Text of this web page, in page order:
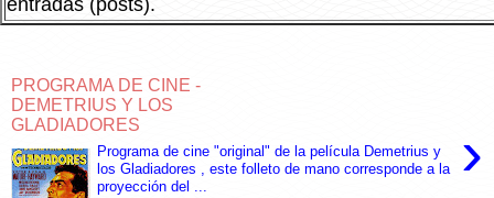
PROGRAMA DE CINE -
DEMETRIUS Y LOS
GLADIADORES
›
Programa de cine "original" de la película Demetrius y
los Gladiadores , este folleto de mano corresponde a la
proyección del ...